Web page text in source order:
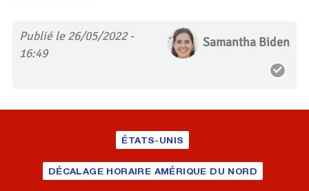
Publié le 26/05/2022 -
16:49
Samantha Biden
ÉTATS-UNIS
DÉCALAGE HORAIRE AMÉRIQUE DU NORD